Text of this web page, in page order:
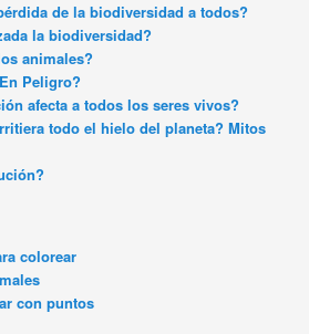
de la biodiversidad a todos?
la biodiversidad?
animales?
Peligro?
afecta a todos los seres vivos?
todo el hielo del planeta? Mitos
colorear
con puntos